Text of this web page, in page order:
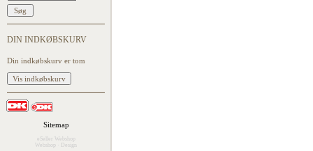
DIN INDKØBSKURV
Din indkøbskurv er tom
Sitemap
eSeller Webshop
Webshop
Design